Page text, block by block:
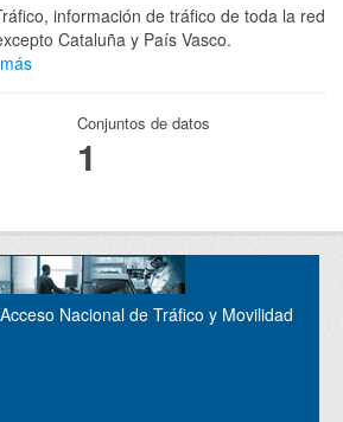
información de tráfico de toda la red
Cataluña y País Vasco.
Conjuntos de datos
1
Nacional de Tráfico y Movilidad